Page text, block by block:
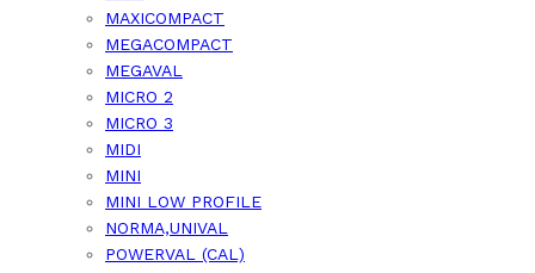
MAXICOMPACT
MEGACOMPACT
MEGAVAL
MICRO 2
MICRO 3
MIDI
MINI
MINI LOW PROFILE
NORMA,UNIVAL
POWERVAL (CAL)